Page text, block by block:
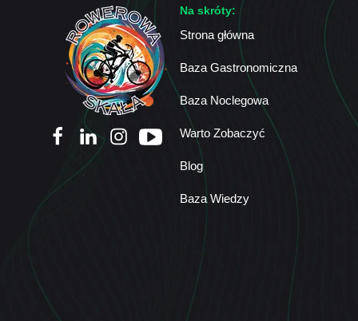
Strona główna
Baza Gastronomiczna
Baza Noclegowa
Warto Zobaczyć
Blog
Baza Wiedzy
Na skróty: